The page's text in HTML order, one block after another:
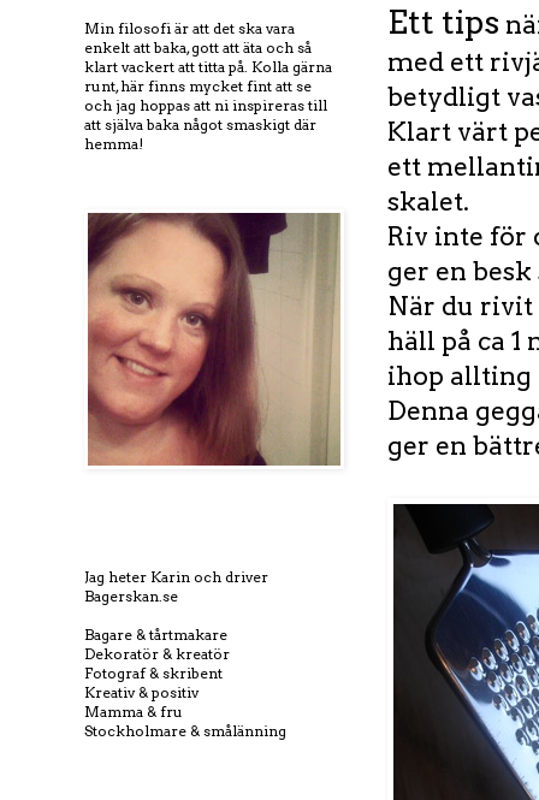
Ett tips
med ett
betydligt
Klart värt
ett
skalet.
Riv inte för
ger en
När du rivit
häll på ca 1
ihop allting
Denna
ger en
Min filosofi är att det ska vara
enkelt att baka, gott att äta och så
klart vackert att titta på. Kolla gärna
runt, här finns mycket fint att se
och jag hoppas att ni inspireras till
att själva baka något smaskigt där
hemma!
Jag heter Karin och driver
Bagerskan.se
Bagare & tårtmakare
Dekoratör & kreatör
Fotograf & skribent
Kreativ & positiv
Mamma & fru
Stockholmare & smålänning